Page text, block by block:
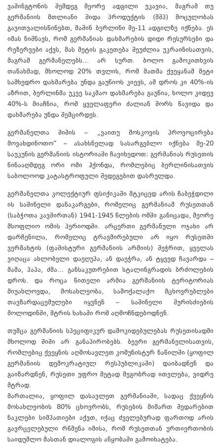
ვაშინგტონის შემდეგ მეორე ადგილი უკავია, მაგრამ თუ
გერმანიის მთლიანი შიდა პროდუქტის (მშპ) მოცულობას
გავითვალისწინებთ, მაშინ ბერლინი მე-11 ადგილზე იქნება. ეს
იმას ნიშნავს, რომ გერმანიას დახმარების დიდი რესურსები და
რეზერვები აქვს, მას მეტის გაკეთება შეუძლია უკრაინისათვის,
მაგრამ გერმანელებს… არ სურთ. ბოლო გამოკითხვის
თანახმად, მხოლოდ 20% თვლის, რომ მათმა ქვეყანამ მეტი
სამხედრო დახმარება უნდა გაუწიოს კიევს, ამ დროს კი 40%-ის
აზრით, ბერლინმა უკვე საკმაო დახმარება გაუწია, ხოლო კიდევ
40%-ს მიაჩნია, რომ ყველაფერი ძალიან შორს წავიდა და
დახმარება უნდა შემცირდეს.
გერმანელთა შიშის – „ვაითუ მოსკოვის პროვოცირება
მოვახდინოთო“ – ასახსნელად სასარგებლო იქნება მე-20
საუკუნის გერმანიის ისტორიაში ჩავიხედოთ: გერმანიას რუსეთის
წინააღმდეგ ორი ომი ჰქონდა, რომლებიც ბერლინისათვის
საბოლოოდ კატასტროფული შედეგებით დასრულდა.
გერმანელთა კოლექტიურ ფსიქიკაში მტკიცედ არის ჩაბეჭდილი
ის საშინელი დანაკარგები, რომელიც გერმანიამ რუსეთთან
(საბჭოთა კავშირთან) 1941-1945 წლების ომში განიცადა, მეორე
მსოფლიო ომის პერიოდში. არცერთი გერმანული ოჯახი არ
დარჩენილა, რომელიც ტრავმირებული არ იყო რუსეთში
ვერმახტის (ფაშისტური გერმანიის არმიის) შეჭრით, ყველას
ვიღაცა ახლობელი დაეღუპა, ან დაეჭრა, ან ტყვედ ჩავარდა –
მამა, პაპა, ძმა… განსაკუთრებით სტალინგრადის ბრძოლების
დროს. და როცა წითელი არმია გერმანიის ტერიტორიას
მიუახლოვდა, მოსახლეობა, სამოქალაქო მცხოვრებლები
თავზარდაცემულები იყვნენ – საშინელი შურისძიების
მოლოდინში, მტრის ხახაში რომ აღმოჩნდებოდნენ.
თუმცა გერმანიის სპეციფიკურ დამოკიდებულებას რუსეთისადმი
მხოლოდ შიში არ განაპირობებს. ბევრი გერმანელისათვის,
რომლებიც ქვეყნის აღმოსავლეთ კომუნისტურ ნაწილში (ყოფილ
გერმანიის დემოკრატიულ რესპუბლიკაში) დაიბადნენ და
გაიზარდნენ, რუსეთი უფრო მეტად მეგობრად ითვლება, ვიდრე
მტრად.
მართალია, ყოფილ დასავლეთ გერმანიაში, სადაც ქვეყნის
მოსახლეობის 80% ცხოვრობს, რუსების მიმართ შედარებით
ნაკლები სიმპათიები აქვთ, იქაც ძველებურად ფართოდ არის
გავრცელებული რწმენა იმისა, რომ რუსეთთან ურთიერთობის
საიდუმლო მასთან დიალოგის აწყობაში გამოიხატება.